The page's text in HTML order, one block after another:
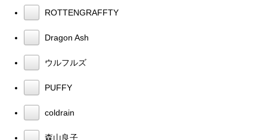
ROTTENGRAFFTY
Dragon Ash
ウルフルズ
PUFFY
coldrain
森山良子